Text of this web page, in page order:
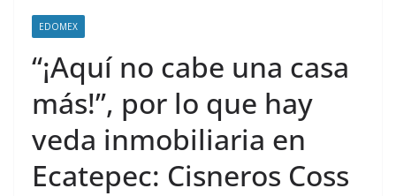
EDOMEX
“¡Aquí no cabe una casa
más!”, por lo que hay
veda inmobiliaria en
Ecatepec: Cisneros Coss